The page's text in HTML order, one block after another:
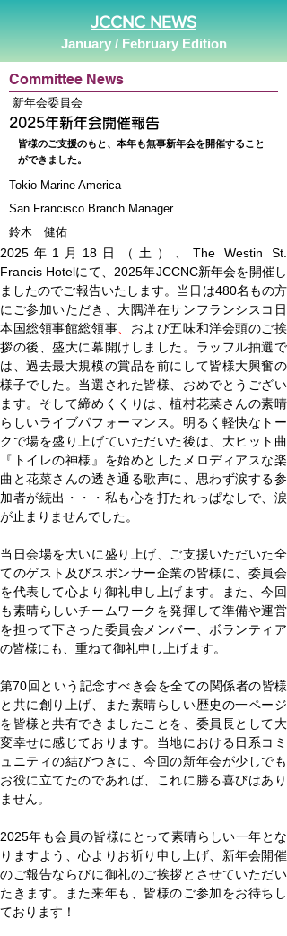
JCCNC NEWS
January / February Edition
Committee News
新年会委員会
2025年新年会開催報告
皆様のご支援のもと、本年も無事新年会を開催すること
ができました。
Tokio Marine America
San Francisco Branch Manager
鈴木 健佑
2025年1月18日（土）、The Westin St.
Francis Hotelにて、2025年JCCNC新年会を開催し
ましたのでご報告いたします。当日は480名もの方
に ご参加いただき、大隅洋在サンフランシスコ日
本国総領事館総領事
および五味和洋会頭のご挨
拶の後、盛大に幕開けしました。ラッフル抽選で
は、過去最大規模の賞品を前にして皆様大興奮の
様子でした。当選された皆様、おめでとうござい
ます。そして締めくくりは、植村花菜さんの素晴
らしいライブパフォーマンス。明るく軽快なトー
クで場を盛り上げていただいた後は、大ヒット曲
『トイレの神様』を始めとしたメロディアスな楽
曲と花菜さんの透き通る歌声に、思わず涙する参
加者が続出・・・私も心を打たれっぱなしで、涙
が止まりませんでした。
当日会場を大いに盛り上げ、ご支援いただいた全
てのゲスト及びスポンサー企業の皆様に、委員会
を代表して心より御礼申し上げます。また、今回
も素晴らしいチームワークを発揮して準備や運営
を担って下さった委員会メンバー、ボランティア
の皆様にも、重ねて御礼申し上げます。
第70回という記念すべき会を全ての関係者の皆様
と共に創り上げ、また素晴らしい歴史の一ページ
を皆様と共有できましたことを、委員長として大
変幸せに感じております。当地における日系コミ
ュニティの結びつきに、今回の新年会が少しでも
お役に立てたのであれば、これに勝る喜びはあり
ません。
2025年も会員の皆様にとって素晴らしい一年とな
りますよう、心よりお祈り申し上げ、新年会開催
のご報告ならびに御礼のご挨拶とさせていただい
たきます。また来年も、皆様のご参加をお待ちし
ております！